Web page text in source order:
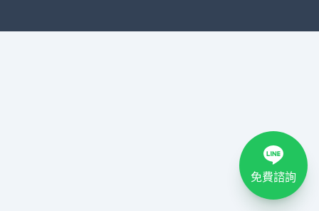
免費諮詢